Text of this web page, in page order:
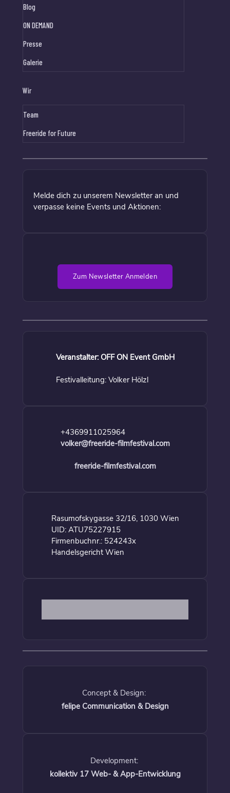
Blog
ON DEMAND
Presse
Galerie
Wir
Team
Freeride for Future
Melde dich zu unserem Newsletter an und
verpasse keine Events und Aktionen:
Zum Newsletter Anmelden
Veranstalter: OFF ON Event GmbH
Festivalleitung: Volker Hölzl
+4369911025964
volker@freeride-filmfestival.com
freeride-filmfestival.com
Rasumofskygasse 32/16, 1030 Wien
UID: ATU75227915
Firmenbuchnr.: 524243x
Handelsgericht Wien
Concept & Design:
felipe Communication & Design
Development:
kollektiv 17 Web- & App-Entwicklung